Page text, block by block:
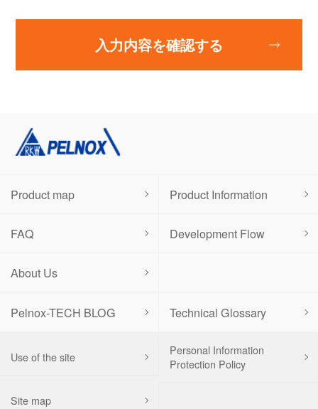
入力内容を確認する
Pelnox-TECH BLOG Technical Glossary
Product map Product Information
FAQ Development Flow
About Us
Use of the site
Personal Information
Protection Policy
Site map